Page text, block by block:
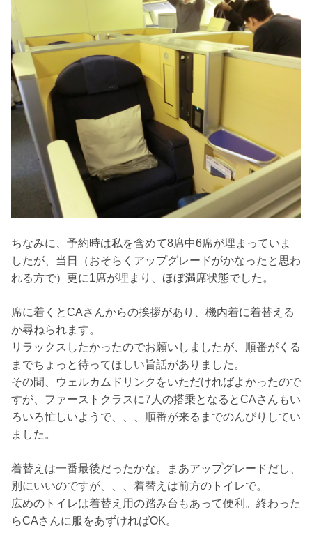
ちなみに、予約時は私を含めて8席中6席が埋まっていま
したが、当日（おそらくアップグレードがかなったと思わ
れる方で）更に1席が埋まり、ほぼ満席状態でした。
席に着くとCAさんからの挨拶があり、機内着に着替える
か尋ねられます。
リラックスしたかったのでお願いしましたが、順番がくる
までちょっと待ってほしい旨話がありました。
その間、ウェルカムドリンクをいただければよかったので
すが、ファーストクラスに7人の搭乗となるとCAさんもい
ろいろ忙しいようで、、、順番が来るまでのんびりしてい
ました。
着替えは一番最後だったかな。まあアップグレードだし、
別にいいのですが、、、着替えは前方のトイレで。
広めのトイレは着替え用の踏み台もあって便利。終わった
らCAさんに服をあずければOK。